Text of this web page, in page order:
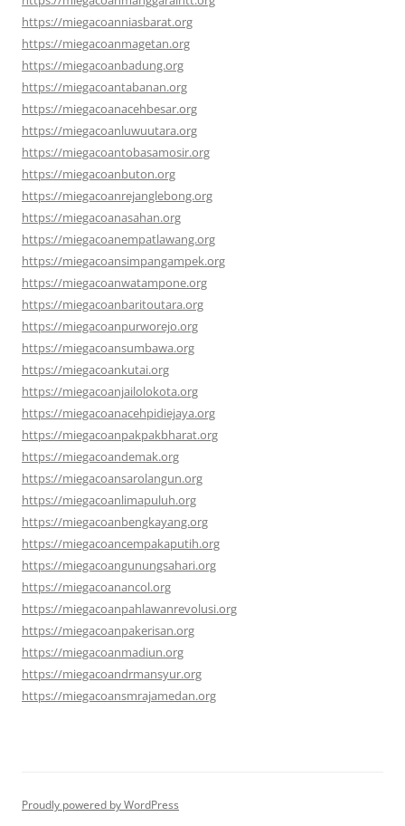
https://miegacoanniasbarat.org
https://miegacoanmagetan.org
https://miegacoanbadung.org
https://miegacoantabanan.org
https://miegacoanacehbesar.org
https://miegacoanluwuutara.org
https://miegacoantobasamosir.org
https://miegacoanbuton.org
https://miegacoanrejanglebong.org
https://miegacoanasahan.org
https://miegacoanempatlawang.org
https://miegacoansimpangampek.org
https://miegacoanwatampone.org
https://miegacoanbaritoutara.org
https://miegacoanpurworejo.org
https://miegacoansumbawa.org
https://miegacoankutai.org
https://miegacoanjailolokota.org
https://miegacoanacehpidiejaya.org
https://miegacoanpakpakbharat.org
https://miegacoandemak.org
https://miegacoansarolangun.org
https://miegacoanlimapuluh.org
https://miegacoanbengkayang.org
https://miegacoancempakaputih.org
https://miegacoangunungsahari.org
https://miegacoanancol.org
https://miegacoanpahlawanrevolusi.org
https://miegacoanpakerisan.org
https://miegacoanmadiun.org
https://miegacoandrmansyur.org
https://miegacoansmrajamedan.org
Proudly powered by WordPress